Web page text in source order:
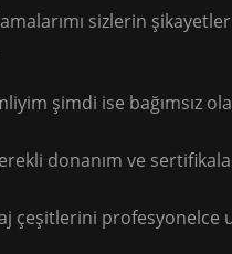
sizlerin
şimdi ise bağımsız
donanım ve
çeşitlerini profesyonelce